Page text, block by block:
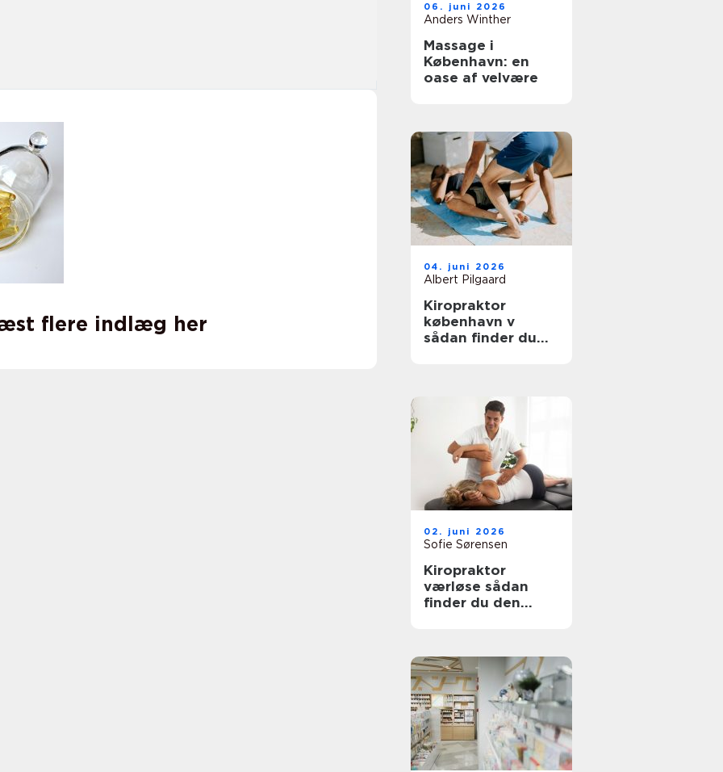
flere indlæg her
06. juni 2026
Anders Winther
Massage i
København: en
oase af velvære
04. juni 2026
Albert Pilgaard
Kiropraktor
københavn v
sådan finder du
02. juni 2026
Sofie Sørensen
Kiropraktor
værløse sådan
finder du den